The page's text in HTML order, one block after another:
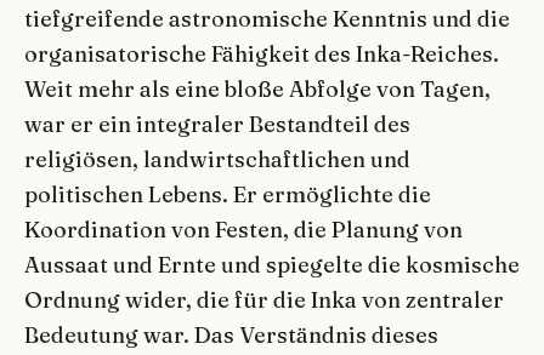
tiefgreifende astronomische Kenntnis und die
organisatorische Fähigkeit des Inka-Reiches.
Weit mehr als eine bloße Abfolge von Tagen,
war er ein integraler Bestandteil des
religiösen, landwirtschaftlichen und
politischen Lebens. Er ermöglichte die
Koordination von Festen, die Planung von
Aussaat und Ernte und spiegelte die kosmische
Ordnung wider, die für die Inka von zentraler
Bedeutung war. Das Verständnis dieses